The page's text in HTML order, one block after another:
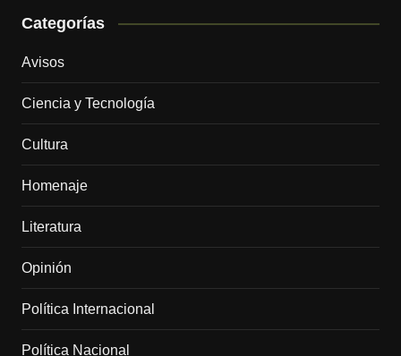
Categorías
Avisos
Ciencia y Tecnología
Cultura
Homenaje
Literatura
Opinión
Política Internacional
Política Nacional